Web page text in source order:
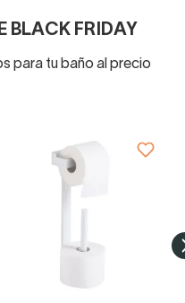
BLACK FRIDAY
para tu baño al precio